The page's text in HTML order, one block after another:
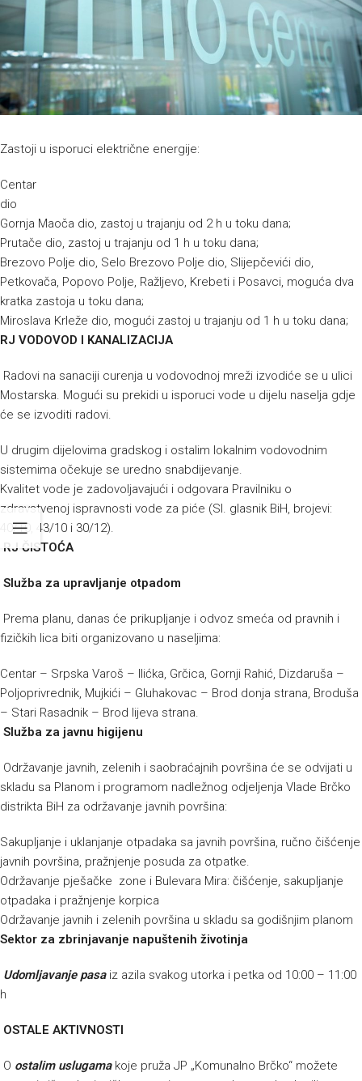
Zastoji u isporuci električne energije:
Centar
dio
Gornja Maoča dio, zastoj u trajanju od 2 h u toku dana;
Prutače dio, zastoj u trajanju od 1 h u toku dana;
Brezovo Polje dio, Selo Brezovo Polje dio, Slijepčevići dio,
Petkovača, Popovo Polje, Ražljevo, Krebeti i Posavci, moguća dva
kratka zastoja u toku dana;
Miroslava Krleže dio, mogući zastoj u trajanju od 1 h u toku dana;
RJ VODOVOD I KANALIZACIJA
Radovi na sanaciji curenja u vodovodnoj mreži izvodiće se u ulici
Mostarska. Mogući su prekidi u isporuci vode u dijelu naselja gdje
će se izvoditi radovi.
U drugim dijelovima gradskog i ostalim lokalnim vodovodnim
sistemima očekuje se uredno snabdijevanje.
Kvalitet vode je zadovoljavajući i odgovara Pravilniku o
zdravstvenoj ispravnosti vode za piće (Sl. glasnik BiH, brojevi:
40/10, 43/10 i 30/12).
RJ ČISTOĆA
Služba za upravljanje otpadom
Prema planu, danas će prikupljanje i odvoz smeća od pravnih i
fizičkih lica biti organizovano u naseljima:
Centar – Srpska Varoš – Ilićka, Grčica, Gornji Rahić, Dizdaruša –
Poljoprivrednik, Mujkići – Gluhakovac – Brod donja strana, Broduša
– Stari Rasadnik – Brod lijeva strana.
Služba za javnu higijenu
Održavanje javnih, zelenih i saobraćajnih površina će se odvijati u
skladu sa Planom i programom nadležnog odjeljenja Vlade Brčko
distrikta BiH za održavanje javnih površina:
Sakupljanje i uklanjanje otpadaka sa javnih površina, ručno čišćenje
javnih površina, pražnjenje posuda za otpatke.
Održavanje pješačke zone i Bulevara Mira: čišćenje, sakupljanje
otpadaka i pražnjenje korpica
Održavanje javnih i zelenih površina u skladu sa godišnjim planom
Sektor za zbrinjavanje napuštenih životinja
Udomljavanje pasaiz azila svakog utorka i petka od 10:00 – 11:00
h
OSTALE AKTIVNOSTI
O ostalim uslugamakoje pruža JP „Komunalno Brčko“ možete